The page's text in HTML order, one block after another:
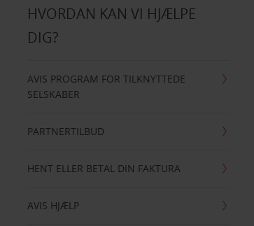
HVORDAN KAN VI HJÆLPE
DIG?
AVIS PROGRAM FOR TILKNYTTEDE
SELSKABER
PARTNERTILBUD
HENT ELLER BETAL DIN FAKTURA
AVIS HJÆLP